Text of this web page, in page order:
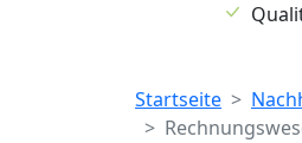
Startseite